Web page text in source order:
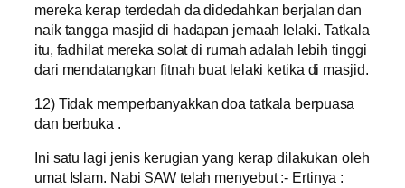
mereka kerap terdedah da didedahkan berjalan dan
naik tangga masjid di hadapan jemaah lelaki. Tatkala
itu, fadhilat mereka solat di rumah adalah lebih tinggi
dari mendatangkan fitnah buat lelaki ketika di masjid.
12) Tidak memperbanyakkan doa tatkala berpuasa
dan berbuka .
Ini satu lagi jenis kerugian yang kerap dilakukan oleh
umat Islam. Nabi SAW telah menyebut :- Ertinya :